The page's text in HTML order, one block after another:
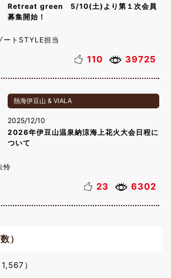
Retreat green 5/10(土)より第１次会員
募集開始！
ートSTYLE担当
110 39725
熱海伊豆山 & VIALA
2025/12/10
2026年伊豆山温泉納涼海上花火大会日程に
ついて
怜
23 6302
）
）